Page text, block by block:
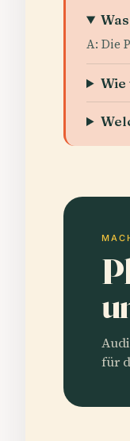
A: Die
Wie
für